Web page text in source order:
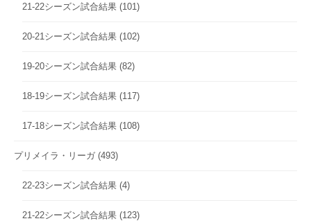
21-22シーズン試合結果 (101)
20-21シーズン試合結果 (102)
19-20シーズン試合結果 (82)
18-19シーズン試合結果 (117)
17-18シーズン試合結果 (108)
プリメイラ・リーガ (493)
22-23シーズン試合結果 (4)
21-22シーズン試合結果 (123)